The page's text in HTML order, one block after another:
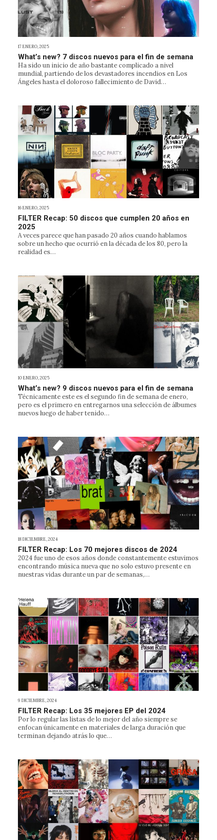
17 ENERO, 2025
What’s new? 7 discos nuevos para el fin de semana
Ha sido un inicio de año bastante complicado a nivel
mundial, partiendo de los devastadores incendios en Los
Ángeles hasta el doloroso fallecimiento de David…
16 ENERO, 2025
FILTER Recap: 50 discos que cumplen 20 años en
2025
A veces parece que han pasado 20 años cuando hablamos
sobre un hecho que ocurrió en la década de los 80, pero la
realidad es…
10 ENERO, 2025
What’s new? 9 discos nuevos para el fin de semana
Técnicamente este es el segundo fin de semana de enero,
pero es el primero en entregarnos una selección de álbumes
nuevos luego de haber tenido…
18 DICIEMBRE, 2024
FILTER Recap: Los 70 mejores discos de 2024
2024 fue uno de esos años donde constantemente estuvimos
encontrando música nueva que no solo estuvo presente en
nuestras vidas durante un par de semanas,…
9 DICIEMBRE, 2024
FILTER Recap: Los 35 mejores EP del 2024
Por lo regular las listas de lo mejor del año siempre se
enfocan únicamente en materiales de larga duración que
terminan dejando atrás lo que…